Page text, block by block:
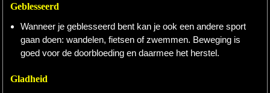
Geblesseerd
Wanneer je geblesseerd bent kan je ook een andere sport
gaan doen: wandelen, fietsen of zwemmen. Beweging is
goed voor de doorbloeding en daarmee het herstel.
Gladheid